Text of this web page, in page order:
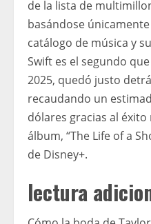
de la lista de
basándose
catálogo de música y
Swift es el segundo
2025, quedó justo
recaudando un
dólares gracias al
álbum, “The Life of a
de Disney+.
lectura